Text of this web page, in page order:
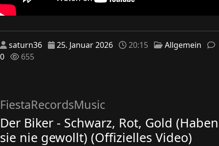
saturn36 25. Januar 2026 20:15
Allgemein
0
655
FiestaRecordsMusic
Der Biker - Schwarz, Rot, Gold (Haben
sie nie gewollt) (Offizielles Video)